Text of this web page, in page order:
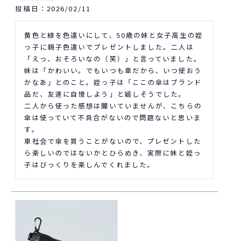
投稿日 2026/02/11
黄色と緑を色違いにして、50歳の妹と女子高生の姪
っ子に親子色違いでプレゼントしました。二人は
「えっ、おそろいなの（笑）」と言っていました。
妹は「かわいい。でもいつも車だから、いつ使おう
かなあ」とのこと。姪っ子は「ここの傘はブランド
品だ、友達に自慢しよう」と嬉しそうでした。
二人から使った感想は聞いていませんが、こちらの
傘は使っていて不具合がないので問題ないと思いま
す。
車社会で傘を買うことがないので、プレゼントした
ら楽しいのではないかとひらめき、実際に妹と姪っ
子はびっくりを楽しんでくれました。